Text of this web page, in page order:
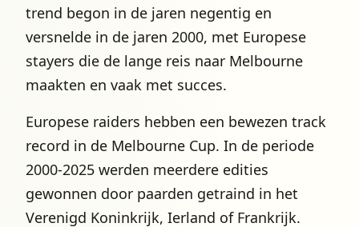
trend begon in de jaren negentig en
versnelde in de jaren 2000, met Europese
stayers die de lange reis naar Melbourne
maakten en vaak met succes.
Europese raiders hebben een bewezen track
record in de Melbourne Cup. In de periode
2000-2025 werden meerdere edities
gewonnen door paarden getraind in het
Verenigd Koninkrijk, Ierland of Frankrijk.